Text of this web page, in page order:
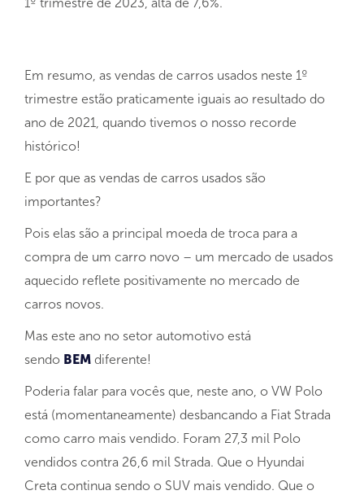
Em resumo, as vendas de carros usados neste 1º
trimestre estão praticamente iguais ao resultado do
ano de 2021, quando tivemos o nosso recorde
histórico!
E por que as vendas de carros usados são
importantes?
Pois elas são a principal moeda de troca para a
compra de um carro novo – um mercado de usados
aquecido reflete positivamente no mercado de
carros novos.
Mas este ano no setor automotivo está
sendo BEM diferente!
Poderia falar para vocês que, neste ano, o VW Polo
está (momentaneamente) desbancando a Fiat Strada
como carro mais vendido. Foram 27,3 mil Polo
vendidos contra 26,6 mil Strada. Que o Hyundai
Creta continua sendo o SUV mais vendido. Que o